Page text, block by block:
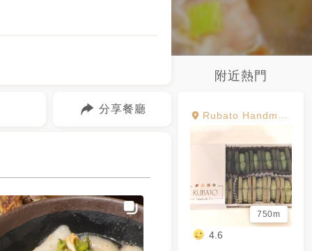
附近熱門
Rubato Handmade Lab.
750m
4.6
分享餐廳